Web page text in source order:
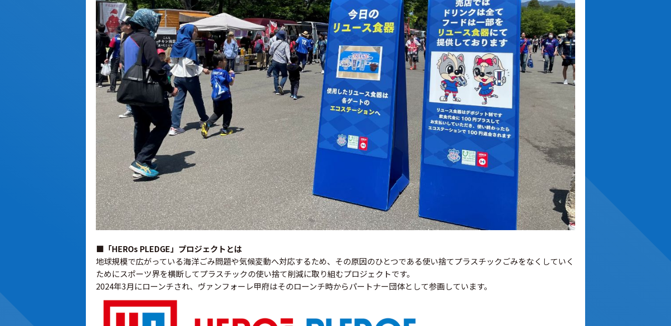
■「HEROs PLEDGE」プロジェクトとは
地球規模で広がっている海洋ごみ問題や気候変動へ対応するため、その原因のひとつである使い捨てプラスチックごみをなくしていく
ためにスポーツ界を横断してプラスチックの使い捨て削減に取り組むプロジェクトです。
2024年3月にローンチされ、ヴァンフォーレ甲府はそのローンチ時からパートナー団体として参画しています。